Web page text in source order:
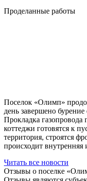
Проделанные работы
Поселок «Олимп»
день завершено
Прокладка
коттеджи готовятся к
территория, строятся
происходит внутренняя
Читать все новости
Отзывы о поселке